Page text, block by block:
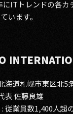
ITトレンドの各カ
います。
海道札幌市東区北5
表 佐藤良雄
従業員数1,400人超